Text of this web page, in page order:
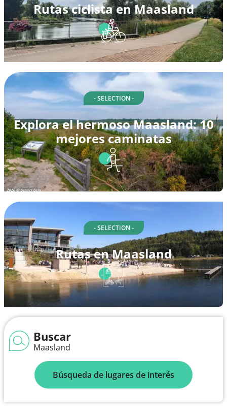
Rutas ciclista en Maasland
- SELECTION -
Explora el hermoso Maasland: 10
mejores caminatas
- SELECTION -
Rutas en Maasland
Buscar
Maasland
Búsqueda de lugares de interés